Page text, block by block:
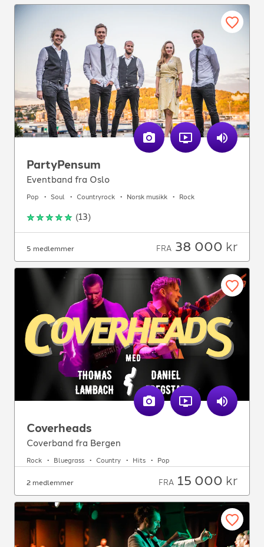
PartyPensum
Eventband fra Oslo
Pop Soul Countryrock Norsk musikk Rock
(13)
5 medlemmer FRA 38 000 kr
Coverheads
Coverband fra Bergen
Rock Bluegrass Country Hits Pop
2 medlemmer FRA 15 000 kr